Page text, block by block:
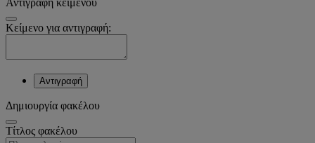
Αντιγραφή κειμένου
Κείμενο για αντιγραφή:
Αντιγραφή
Δημιουργία φακέλου
Tίτλος φακέλου